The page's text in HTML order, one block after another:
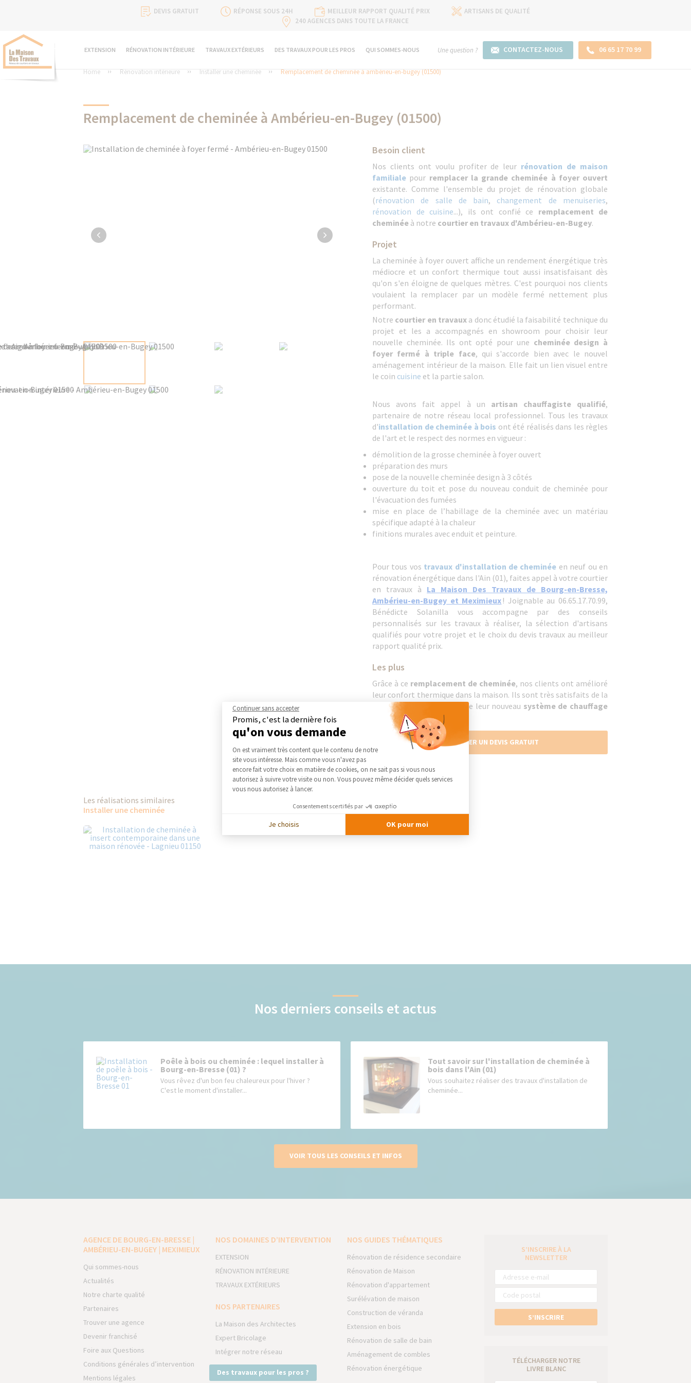
DEVIS GRATUIT RÉPONSE SOUS 24H MEILLEUR RAPPORT QUALITÉ PRIX
ARTISANS DE QUALITÉ
240 AGENCES DANS TOUTE LA FRANCE
EXTENSION RÉNOVATION INTÉRIEURE TRAVAUX EXTÉRIEURS DES TRAVAUX POUR LES PROS QUI SOMMES-NOUS Une question ? CONTACTEZ-NOUS 06 65 17 70 99
Home Rénovation intérieure Installer une cheminée Remplacement de cheminée à ambérieu-en-bugey (01500)
Remplacement de cheminée à Ambérieu-en-Bugey (01500)
Besoin client
Nos clients ont voulu profiter de leur rénovation de maison
familiale pour remplacer la grande cheminée à foyer ouvert
existante. Comme l'ensemble du projet de rénovation globale
(rénovation de salle de bain, changement de menuiseries,
rénovation de cuisine...), ils ont confié ce remplacement de
cheminée à notre courtier en travaux d'Ambérieu-en-Bugey.
Projet
La cheminée à foyer ouvert affiche un rendement énergétique très
médiocre et un confort thermique tout aussi insatisfaisant dès
qu'on s'en éloigne de quelques mètres. C'est pourquoi nos clients
voulaient la remplacer par un modèle fermé nettement plus
performant.
Notre courtier en travauxa donc étudié la faisabilité technique du
projet et les a accompagnés en showroom pour choisir leur
nouvelle cheminée. Ils ont opté pour une cheminée design à
foyer fermé à triple face, qui s'accorde bien avec le nouvel
aménagement intérieur de la maison. Elle fait un lien visuel entre
le coin cuisine et la partie salon.
Nous avons fait appel à un artisan chauffagiste qualifié,
partenaire de notre réseau local professionnel. Tous les travaux
d'installation de cheminée à bois ont été réalisés dans les règles
de l'art et le respect des normes en vigueur :
démolition de la grosse cheminée à foyer ouvert
préparation des murs
pose de la nouvelle cheminée design à 3 côtés
ouverture du toit et pose du nouveau conduit de cheminée pour
l'évacuation des fumées
mise en place de l’habillage de la cheminée avec un matériau
spécifique adapté à la chaleur
finitions murales avec enduit et peinture.
Pour tous vos travaux d'installation de cheminée en neuf ou en
rénovation énergétique dans l'Ain (01), faites appel à votre courtier
en travaux à La Maison Des Travaux de Bourg-en-Bresse,
Ambérieu-en-Bugey et Meximieux ! Joignable au 06.65.17.70.99,
Bénédicte Solanilla vous accompagne par des conseils
personnalisés sur les travaux à réaliser, la sélection d'artisans
qualifiés pour votre projet et le choix du devis travaux au meilleur
rapport qualité prix.
Les plus
Grâce à ce remplacement de cheminée, nos clients ont amélioré
leur confort thermique dans la maison. Ils sont très satisfaits de la
qualité et de l'esthétique de leur nouveau système de chauffage
au bois
DEMANDER UN DEVIS GRATUIT
Les réalisations similaires
Installer une cheminée
Nos derniers conseils et actus
Poêle à bois ou cheminée : lequel installer à
Bourg-en-Bresse (01) ?
Vous rêvez d'un bon feu chaleureux pour l'hiver ?
C'est le moment d'installer...
Tout savoir sur l'installation de cheminée à
bois dans l'Ain (01)
Vous souhaitez réaliser des travaux d'installation de
cheminée...
VOIR TOUS LES CONSEILS ET INFOS
AGENCE DE BOURG-EN-BRESSE |
AMBÉRIEU-EN-BUGEY | MEXIMIEUX
Qui sommes-nous
Actualités
Notre charte qualité
Partenaires
Trouver une agence
Devenir franchisé
Foire aux Questions
Conditions générales d’intervention
Mentions légales
NOS DOMAINES D’INTERVENTION
EXTENSION
RÉNOVATION INTÉRIEURE
TRAVAUX EXTÉRIEURS
NOS PARTENAIRES
La Maison des Architectes
Expert Bricolage
Intégrer notre réseau
Des travaux pour les pros ?
NOS GUIDES THÉMATIQUES
Rénovation de résidence secondaire
Rénovation de Maison
Rénovation d'appartement
Surélévation de maison
Construction de véranda
Extension en bois
Rénovation de salle de bain
Aménagement de combles
Rénovation énergétique
S’INSCRIRE À LA
NEWSLETTER
S’INSCRIRE
TÉLÉCHARGER NOTRE
LIVRE BLANC
Continuer sans accepter
Promis, c'est la dernière fois
qu'on vous demande
Plateforme de Gestion du Consentement : Personnalisez vos Options
On est vraiment très content que le contenu de notre
site vous intéresse. Mais comme vous n'avez pas
encore fait votre choix en matière de cookies, on ne sait pas si vous nous
autorisez à suivre votre visite ou non. Vous pouvez même décider quels services
vous nous autorisez à lancer.
Consentements certifiés par
Je choisis OK pour moi
Axeptio consent